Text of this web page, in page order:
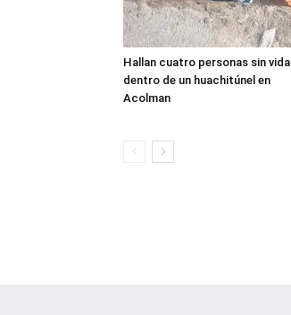
Hallan cuatro personas sin vida
dentro de un huachitúnel en
Acolman